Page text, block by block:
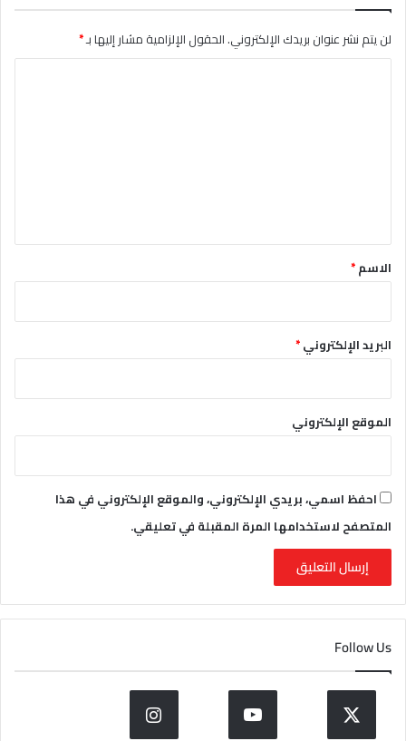
لن يتم نشر عنوان بريدك الإلكتروني.الحقول الإلزامية مشار إليها بـ*
*الاسم*
البريد الإلكتروني*
الموقع الإلكتروني
احفظ اسمي، بريدي الإلكتروني، والموقع الإلكتروني في هذا
المتصفح لاستخدامها المرة المقبلة في تعليقي.
Follow Us